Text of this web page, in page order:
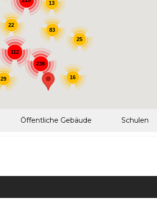
238
83
25
112
29 16
22
13
Öffentliche Gebäude Schulen